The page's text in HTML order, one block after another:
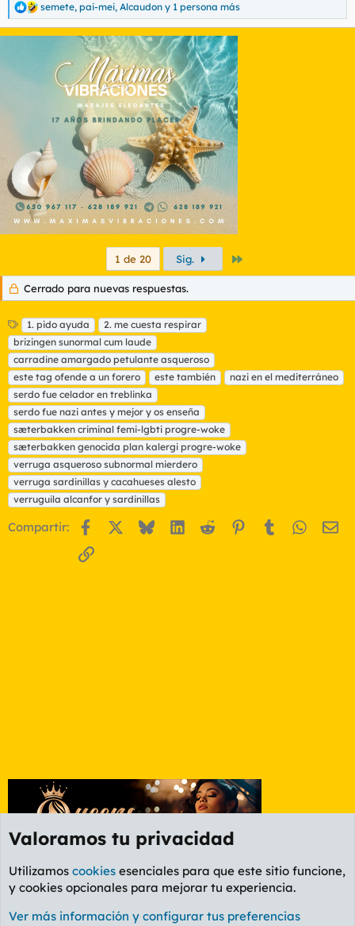
R
e
a
semete, pai-mei, Alcaudon y 1 persona más
1 de 20 Sig.
Cerrado para nuevas respuestas.
E
t
i
q
u
e
t
a
s
1. pido ayuda
2. me cuesta respirar
brizingen sunormal cum laude
carradine amargado petulante asqueroso
este tag ofende a un forero
este también
nazi en el mediterráneo
serdo fue celador en treblinka
serdo fue nazi antes y mejor y os enseña
sæterbakken criminal femi-lgbti progre-woke
sæterbakken genocida plan kalergi progre-woke
verruga asqueroso subnormal mierdero
verruga sardinillas y cacahueses alesto
verruguila alcanfor y sardinillas
Compartir: Facebook BlueskyLinkedIn
Reddit Pinterest
Tumblr
Enlace
Foro General
Cookies PL OLDSTYLE AMARILLO
Valoramos tu privacidad
Utilizamos cookies esenciales para que este sitio funcione,
y cookies opcionales para mejorar tu experiencia.
Ver más información y configurar tus preferencias